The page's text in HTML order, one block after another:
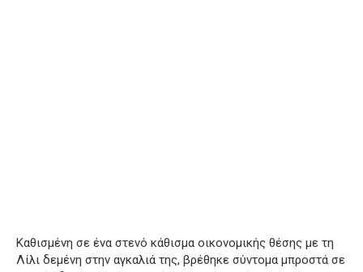
Καθισμένη σε ένα στενό κάθισμα οικονομικής θέσης με τη
Λίλι δεμένη στην αγκαλιά της, βρέθηκε σύντομα μπροστά σε